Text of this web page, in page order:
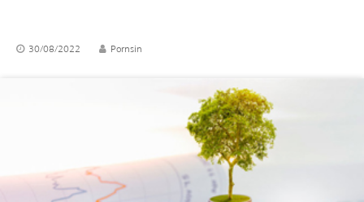
30/08/2022 Pornsin